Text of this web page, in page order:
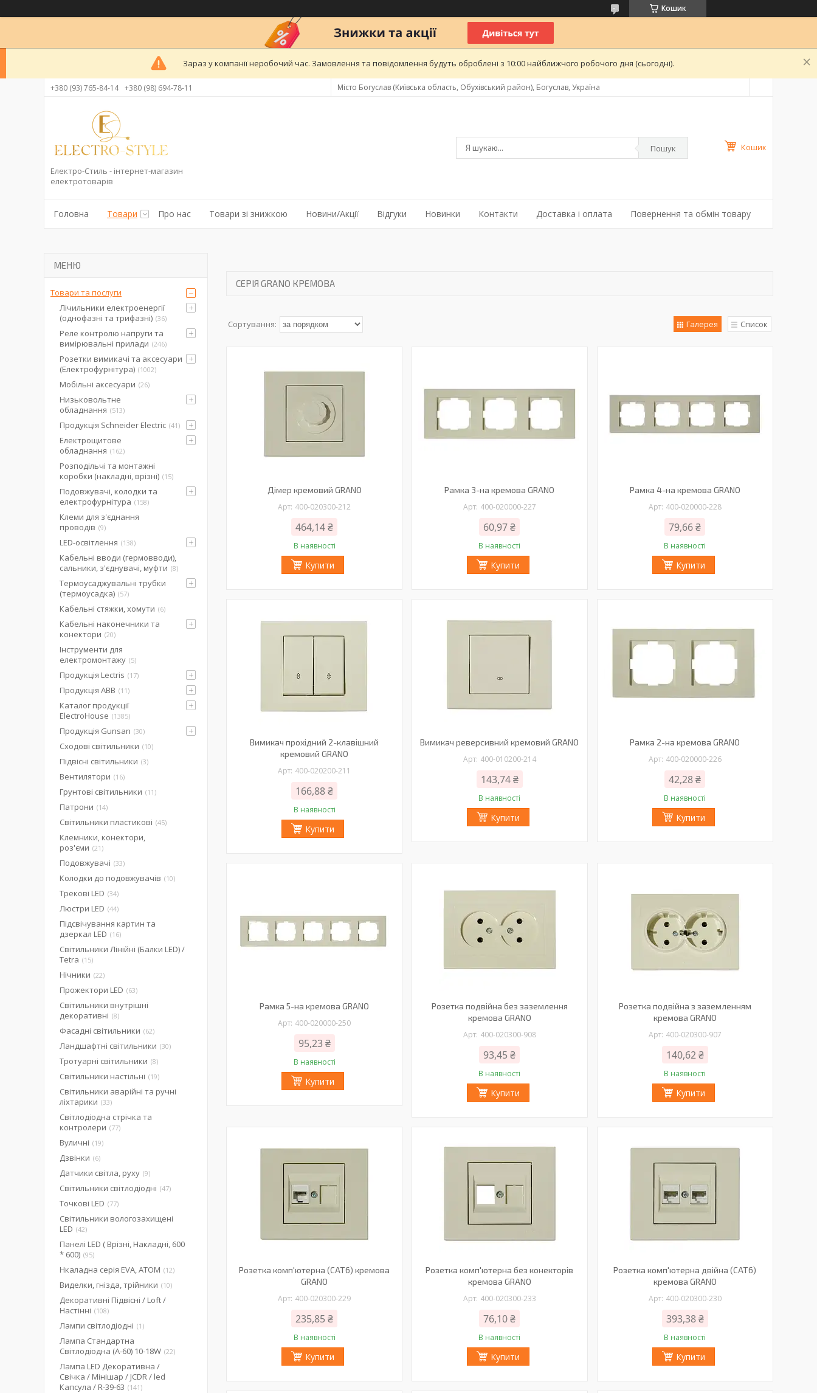
Кошик
Зараз у компанії неробочий час. Замовлення та повідомлення будуть оброблені з 10:00 найближчого робочого дня (сьогодні).
+380 (93) 765-84-14 +380 (98) 694-78-11 Місто Богуслав (Київська область, Обухівський район), Богуслав, Україна
Електро-Стиль - інтернет-магазин
електротоварів
Пошук Кошик
Головна Товари Про нас Товари зі знижкою Новини/Акції Відгуки Новинки Контакти Доставка і оплата Повернення та обмін товару
СЕРІЯ GRANO КРЕМОВА
Галерея Список
Дімер кремовий GRANO
400-020300-212
464,14 ₴
В наявності
Купити
Рамка 3-на кремова GRANO
400-020000-227
60,97 ₴
В наявності
Купити
Рамка 4-на кремова GRANO
400-020000-228
79,66 ₴
В наявності
Купити
Вимикач прохідний 2-клавішний
кремовий GRANO
400-020200-211
166,88 ₴
В наявності
Купити
Вимикач реверсивний кремовий GRANO
400-010200-214
143,74 ₴
В наявності
Купити
Рамка 2-на кремова GRANO
400-020000-226
42,28 ₴
В наявності
Купити
Рамка 5-на кремова GRANO
400-020000-250
95,23 ₴
В наявності
Купити
Розетка подвійна без заземлення
кремова GRANO
400-020300-908
93,45 ₴
В наявності
Купити
Розетка подвійна з заземленням
кремова GRANO
400-020300-907
140,62 ₴
В наявності
Купити
Розетка комп'ютерна (CAT6) кремова
GRANO
400-020300-229
235,85 ₴
В наявності
Купити
Розетка комп'ютерна без конекторів
кремова GRANO
400-020300-233
76,10 ₴
В наявності
Купити
Розетка комп'ютерна двійна (CAT6)
кремова GRANO
400-020300-230
393,38 ₴
В наявності
Купити
Товари та послуги
Лічильники електроенергії
(однофазні та трифазні) 36
Реле контролю напруги та
вимірювальні прилади 246
Розетки вимикачі та аксесуари
(Електрофурнітура) 1002
Мобільні аксесуари 26
Низьковольтне
обладнання
513
Продукція Schneider Electric 41
Електрощитове
обладнання
162
Розподільчі та монтажні
коробки (накладні, врізні) 15
Подовжувачі, колодки та
електрофурнітура
158
Клеми для з'єднання
проводів 9
LED-освітлення 138
Кабельні вводи (гермовводи),
сальники, з'єднувачі, муфти 8
Термоусаджувальні трубки
(термоусадка) 57
Кабельні стяжки, хомути 6
Кабельні наконечники та
конектори 20
Інструменти для
електромонтажу 5
Продукція Lectris 17
Продукція ABB 11
Каталог продукції
ElectroHouse
1385
Продукція Gunsan 30
Сходові світильники 10
Підвісні світильники 3
Вентилятори 16
Грунтові світильники 11
Патрони 14
Світильники пластикові 45
Клемники, конектори,
роз'єми 21
Подовжувачі 33
Колодки до подовжувачів 10
Трекові LED 34
Люстри LED 44
Підсвічування картин та
дзеркал LED
16
Світильники Лінійні (Балки LED) /
Tetra
15
Нічники 22
Прожектори LED 63
Світильники внутрішні
декоративні 8
Фасадні світильники 62
Ландшафтні світильники 30
Тротуарні світильники 8
Світильники настільні 19
Світильники аварійні та ручні
ліхтарики 33
Світлодіодна стрічка та
контролери
77
Вуличні 19
Дзвінки 6
Датчики світла, руху 9
Світильники світлодіодні 47
Точкові LED 77
Світильники вологозахищені
LED 42
Панелі LED ( Врізні, Накладні, 600
* 600) 95
Нкаладна серія EVA, ATOM 12
Виделки, гнізда, трійники 10
Декоративні Підвісні / Loft /
Настінні
108
Лампи світлодіодні 1
Лампа Стандартна
Світлодіодна (А-60) 10-18W 22
Лампа LED Декоративна /
Свічка / Мінішар / JCDR / led
Капсула / R-39-63
141